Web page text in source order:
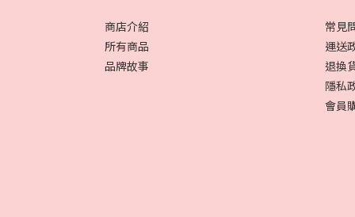
商店介紹
所有商品
品牌故事
常見
運送
退換
隱私
會員